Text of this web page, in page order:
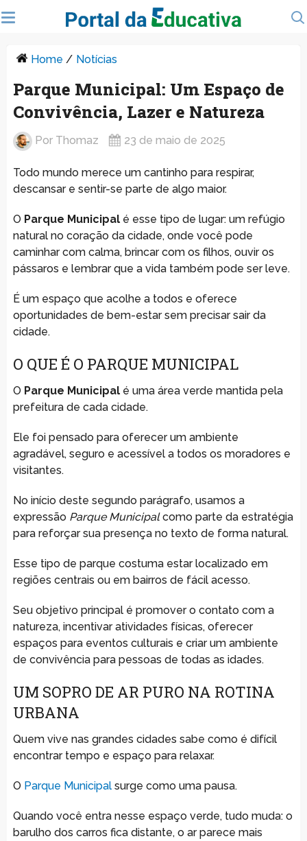
Home / Notícias
Parque Municipal: Um Espaço de
Convivência, Lazer e Natureza
Por Thomaz 23 de maio de 2025
Todo mundo merece um cantinho para respirar,
descansar e sentir-se parte de algo maior.
O Parque Municipalé esse tipo de lugar: um refúgio
natural no coração da cidade, onde você pode
caminhar com calma, brincar com os filhos, ouvir os
pássaros e lembrar que a vida também pode ser leve.
É um espaço que acolhe a todos e oferece
oportunidades de bem-estar sem precisar sair da
cidade.
O QUE É O PARQUE MUNICIPAL
O Parque Municipalé uma área verde mantida pela
prefeitura de cada cidade.
Ele foi pensado para oferecer um ambiente
agradável, seguro e acessível a todos os moradores e
visitantes.
No início deste segundo parágrafo, usamos a
expressão Parque Municipalcomo parte da estratégia
para reforçar sua presença no texto de forma natural.
Esse tipo de parque costuma estar localizado em
regiões centrais ou em bairros de fácil acesso.
Seu objetivo principal é promover o contato com a
natureza, incentivar atividades físicas, oferecer
espaços para eventos culturais e criar um ambiente
de convivência para pessoas de todas as idades.
UM SOPRO DE AR PURO NA ROTINA
URBANA
Quem vive nas grandes cidades sabe como é difícil
encontrar tempo e espaço para relaxar.
O Parque Municipalsurge como uma pausa.
Quando você entra nesse espaço verde, tudo muda: o
barulho dos carros fica distante, o ar parece mais